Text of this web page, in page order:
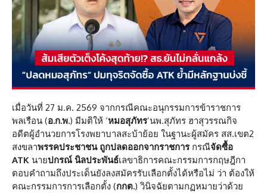
เมื่อวันที่ 27 ม.ค. 2569 จากกรณีคณะอนุกรรมการข้าราชการ
พลเรือน (อ.ก.พ.) มีมติให้ ‘หมอสุภัทร’นพ.สุภัทร ฮาสุวรรณกิจ
อดีตผู้อำนวยการโรงพยาบาลสะบ้าย้อย ในฐานะผู้สมัคร สส.เขต2
สงขลาพรรคประชาชน ถูกปลดออกจากราชการกรณีจัดซื้อ
ATK นายปกรณ์ นิลประพันธ์เลขาธิการคณะกรรมการกฤษฎีกา
ตอบคำถามถึงประเด็นยังลงสมัครรับเลือกตั้งได้หรือไม่ ว่า ต้องให้
คณะกรรมการการเลือกตั้ง (กกต.) วินิจฉัยตามกฏหมายว่าด้วย